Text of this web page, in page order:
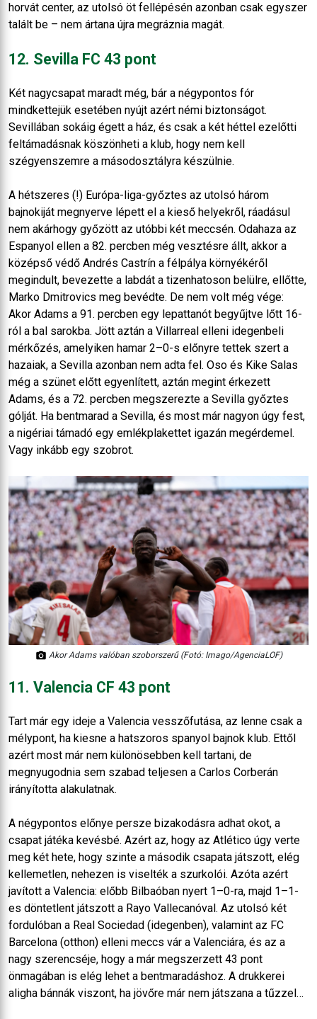
horvát center, az utolsó öt fellépésén azonban csak egyszer
talált be – nem ártana újra megráznia magát.
12. Sevilla FC 43 pont
Két nagycsapat maradt még, bár a négypontos fór
mindkettejük esetében nyújt azért némi biztonságot.
Sevillában sokáig égett a ház, és csak a két héttel ezelőtti
feltámadásnak köszönheti a klub, hogy nem kell
szégyenszemre a másodosztályra készülnie.
A hétszeres (!) Európa-liga-győztes az utolsó három
bajnokiját megnyerve lépett el a kieső helyekről, ráadásul
nem akárhogy győzött az utóbbi két meccsén. Odahaza az
Espanyol ellen a 82. percben még vesztésre állt, akkor a
középső védő Andrés Castrín a félpálya környékéről
megindult, bevezette a labdát a tizenhatoson belülre, ellőtte,
Marko Dmitrovics meg bevédte. De nem volt még vége:
Akor Adams a 91. percben egy lepattanót begyűjtve lőtt 16-
ról a bal sarokba. Jött aztán a Villarreal elleni idegenbeli
mérkőzés, amelyiken hamar 2–0-s előnyre tettek szert a
hazaiak, a Sevilla azonban nem adta fel. Oso és Kike Salas
még a szünet előtt egyenlített, aztán megint érkezett
Adams, és a 72. percben megszerezte a Sevilla győztes
gólját. Ha bentmarad a Sevilla, és most már nagyon úgy fest,
a nigériai támadó egy emlékplakettet igazán megérdemel.
Vagy inkább egy szobrot.
Akor Adams valóban szoborszerű (Fotó: Imago/AgenciaLOF)
11. Valencia CF 43 pont
Tart már egy ideje a Valencia vesszőfutása, az lenne csak a
mélypont, ha kiesne a hatszoros spanyol bajnok klub. Ettől
azért most már nem különösebben kell tartani, de
megnyugodnia sem szabad teljesen a Carlos Corberán
irányította alakulatnak.
A négypontos előnye persze bizakodásra adhat okot, a
csapat játéka kevésbé. Azért az, hogy az Atlético úgy verte
meg két hete, hogy szinte a második csapata játszott, elég
kellemetlen, nehezen is viselték a szurkolói. Azóta azért
javított a Valencia: előbb Bilbaóban nyert 1–0-ra, majd 1–1-
es döntetlent játszott a Rayo Vallecanóval. Az utolsó két
fordulóban a Real Sociedad (idegenben), valamint az FC
Barcelona (otthon) elleni meccs vár a Valenciára, és az a
nagy szerencséje, hogy a már megszerzett 43 pont
önmagában is elég lehet a bentmaradáshoz. A drukkerei
aligha bánnák viszont, ha jövőre már nem játszana a tűzzel…